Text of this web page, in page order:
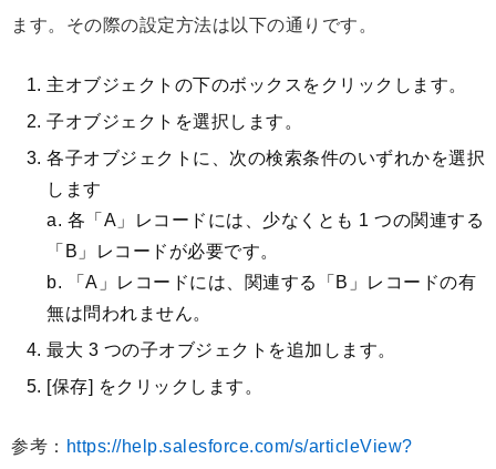
ます。その際の設定方法は以下の通りです。
主オブジェクトの下のボックスをクリックします。
子オブジェクトを選択します。
各子オブジェクトに、次の検索条件のいずれかを選択
します
a. 各「A」レコードには、少なくとも 1 つの関連する
「B」レコードが必要です。
b. 「A」レコードには、関連する「B」レコードの有
無は問われません。
最大 3 つの子オブジェクトを追加します。
[保存] をクリックします。
参考： https://help.salesforce.com/s/articleView?